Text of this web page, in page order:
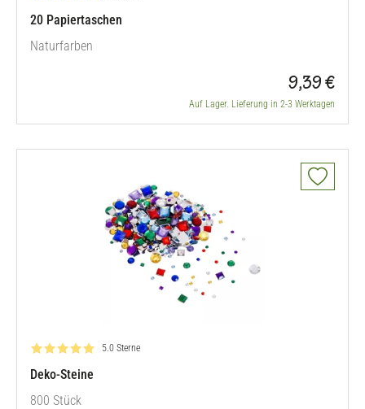
20 Papiertaschen
Naturfarben
9,39 €
Auf Lager. Lieferung in 2-3 Werktagen
Bewertung: 5.0 von 5
5.0 Sterne
Deko-Steine
800 Stück